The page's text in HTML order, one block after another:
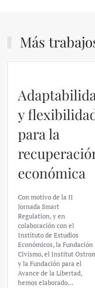
Más
y
para la
económica
Con motivo de la II
Jornada Smart
Regulation, y en
colaboración con el
Instituto de Estudios
Económicos, la Fundación
Civismo, el Institut
y la Fundación para el
Avance de la Libertad,
hemos elaborado…